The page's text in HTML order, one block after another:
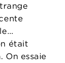
était
On essaie